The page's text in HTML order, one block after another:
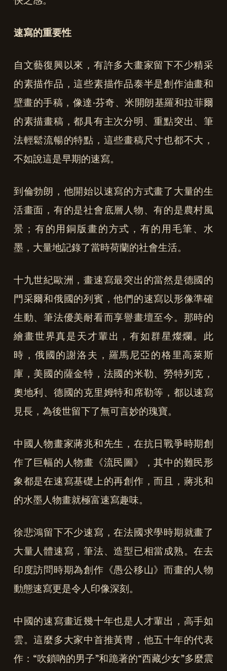
速寫的重要性
自文藝復興以來，有許多大畫家留下不少精采
的素描作品，這些素描作品泰半是創作油畫和
壁畫的手稿，像達‧芬奇、米開朗基羅和拉菲爾
的素描畫稿，都具有主次分明、重點突出、筆
法輕鬆流暢的特點，這些畫稿尺寸也都不大，
不如說這是早期的速寫。
到倫勃朗，他開始以速寫的方式畫了大量的生
活畫面，有的是社會底層人物、有的是農村風
景；有的用銅版畫的方式，有的用毛筆、水
墨，大量地記錄了當時荷蘭的社會生活。
十九世紀歐洲，畫速寫最突出的當然是德國的
門采爾和俄國的列賓，他們的速寫以形像準確
生動、筆法優美耐看而享譽畫壇至今。那時的
繪畫世界真是天才輩出，有如群星燦爛。此
時，俄國的謝洛夫，羅馬尼亞的格里高萊斯
庫，美國的薩金特，法國的米勒、勞特列克，
奧地利、德國的克里姆特和席勒等，都以速寫
見長，為後世留下了無可言妙的瑰寶。
中國人物畫家蔣兆和先生，在抗日戰爭時期創
作了巨幅的人物畫《流民圖》，其中的難民形
象都是在速寫基礎上的再創作，而且，蔣兆和
的水墨人物畫就極富速寫趣味。
徐悲鴻留下不少速寫，在法國求學時期就畫了
大量人體速寫，筆法、造型已相當成熟。在去
印度訪問時期為創作《愚公移山》而畫的人物
動態速寫更是令人印像深刻。
中國的速寫畫近幾十年也是人才輩出，高手如
雲。這麼多大家中首推黃冑，他五十年的代表
作：“吹鎖吶的男子”和跪著的“西藏少女”多麼震